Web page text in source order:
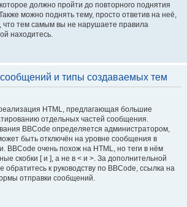
должно пройти до повторного поднятия
можно поднять тему, просто ответив на неё,
что тем самым вы не нарушаете правила
находитесь.
и типы создаваемых тем
HTML, предлагающая большие
отдельных частей сообщения.
BBCode определяется администратором,
быть отключён на уровне сообщения в
BBCode очень похож на HTML, но теги в нём
скобки [ и ], а не в < и >. За дополнительной
к руководству по BBCode, ссылка на
отправки сообщений.